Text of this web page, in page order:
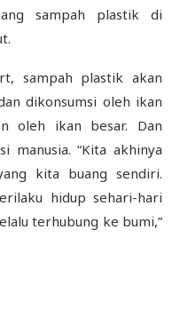
sampah plastik di
sampah plastik akan
dikonsumsi oleh ikan
oleh ikan besar. Dan
manusia. “Kita akhinya
kita buang sendiri.
hidup sehari-hari
terhubung ke bumi,”